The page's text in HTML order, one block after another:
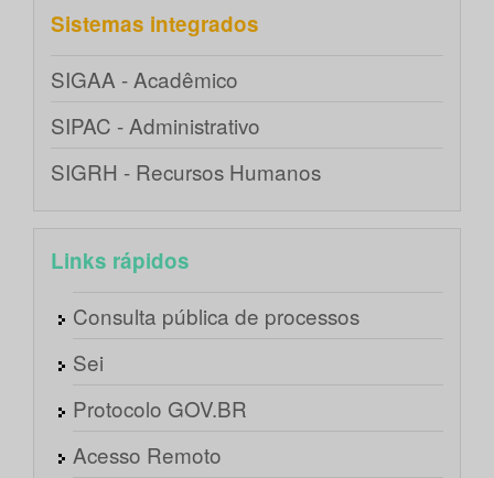
Sistemas integrados
SIGAA - Acadêmico
SIPAC - Administrativo
SIGRH - Recursos Humanos
Links rápidos
Consulta pública de processos
Sei
Protocolo GOV.BR
Acesso Remoto